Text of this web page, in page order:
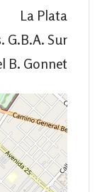
La Plata
G.B.A. Sur
B. Gonnet